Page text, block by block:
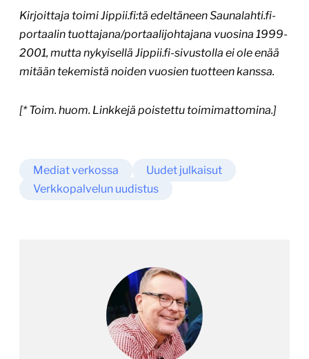
Kirjoittaja toimi Jippii.fi:tä edeltäneen Saunalahti.fi-
portaalin tuottajana/portaalijohtajana vuosina 1999-
2001, mutta nykyisellä Jippii.fi-sivustolla ei ole enää
mitään tekemistä noiden vuosien tuotteen kanssa.
[* Toim. huom. Linkkejä poistettu toimimattomina.]
Mediat verkossa
Uudet julkaisut
Verkkopalvelun uudistus